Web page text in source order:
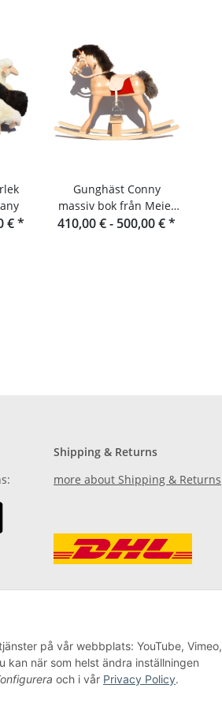
på vår webbplats: YouTube, Vimeo,
kan när som helst ändra inställningen
och i vår Privacy Policy.
€*
Gunghäst Conny
massiv bok från Meier
Germany
410,00 € - 500,00 €*
Shipping & Returns
more about Shipping & Returns